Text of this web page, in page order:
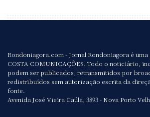
Rondoniagora.com - Jornal Rondoniagora é
COSTA COMUNICAÇÕES. Todo o noticiário,
podem ser publicados, retransmitidos por
redistribuídos sem autorização escrita da
fonte.
Avenida José Vieira Caúla, 3893 - Nova Porto